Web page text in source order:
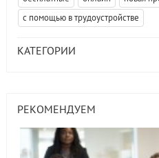
с помощью в трудоустройстве
КАТЕГОРИИ
РЕКОМЕНДУЕМ